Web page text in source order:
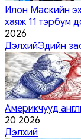
Илон Маскийн
хаяж 11 тэрбум
2026
ДэлхийЭдийн
Америкчууд
20 2026
Дэлхий